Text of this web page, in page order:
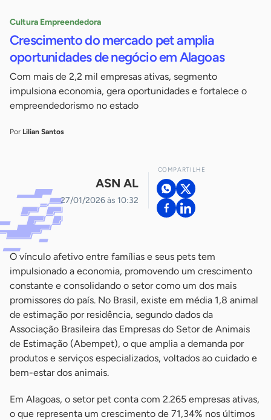
Cultura Empreendedora
Crescimento do mercado pet amplia
oportunidades de negócio em Alagoas
Com mais de 2,2 mil empresas ativas, segmento
impulsiona economia, gera oportunidades e fortalece o
empreendedorismo no estado
Por Lilian Santos
ASN AL
27/01/2026 às 10:32
COMPARTILHE
O vínculo afetivo entre famílias e seus pets tem
impulsionado a economia, promovendo um crescimento
constante e consolidando o setor como um dos mais
promissores do país. No Brasil, existe em média 1,8 animal
de estimação por residência, segundo dados da
Associação Brasileira das Empresas do Setor de Animais
de Estimação (Abempet), o que amplia a demanda por
produtos e serviços especializados, voltados ao cuidado e
bem-estar dos animais.
Em Alagoas, o setor pet conta com 2.265 empresas ativas,
o que representa um crescimento de 71,34% nos últimos